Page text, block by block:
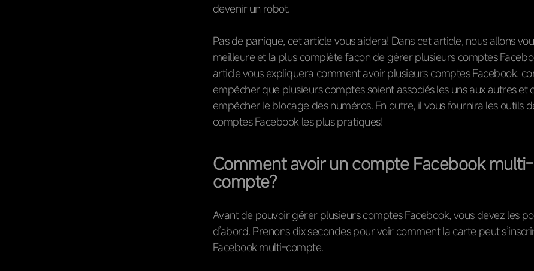
devenir un robot.
Pas de panique, cet article vous aidera! Dans cet article, nous allons
meilleure et la plus complète façon de gérer plusieurs comptes
article vous expliquera comment avoir plusieurs comptes Facebook,
empêcher que plusieurs comptes soient associés les uns aux autres et
empêcher le blocage des numéros. En outre, il vous fournira les outils
comptes Facebook les plus pratiques!
Comment avoir un compte Facebook multi-
compte?
Avant de pouvoir gérer plusieurs comptes Facebook, vous devez les
d’abord. Prenons dix secondes pour voir comment la carte peut
Facebook multi-compte.